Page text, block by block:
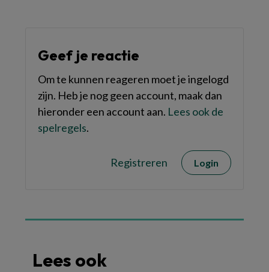
Geef je reactie
Om te kunnen reageren moet je ingelogd
zijn. Heb je nog geen account, maak dan
hieronder een account aan. Lees ook de
spelregels.
Registreren Login
Lees ook